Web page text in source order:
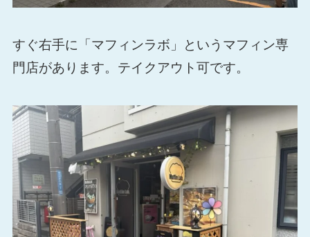
すぐ右手に「マフィンラボ」というマフィン専
門店があります。テイクアウト可です。